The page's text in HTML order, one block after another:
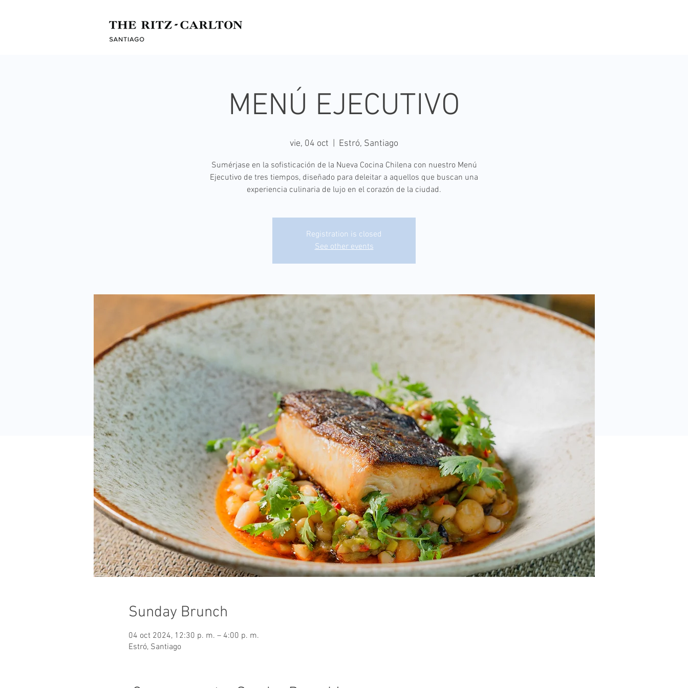
MENÚ EJECUTIVO
vie, 04 oct Estró, Santiago
Sumérjase en la sofisticación de la Nueva Cocina Chilena con nuestro Menú
Ejecutivo de tres tiempos, diseñado para deleitar a aquellos que buscan una
experiencia culinaria de lujo en el corazón de la ciudad.
Registration is closed
See other events
Sunday Brunch
04 oct 2024, 12:30 p. m. – 4:00 p. m.
Estró, Santiago